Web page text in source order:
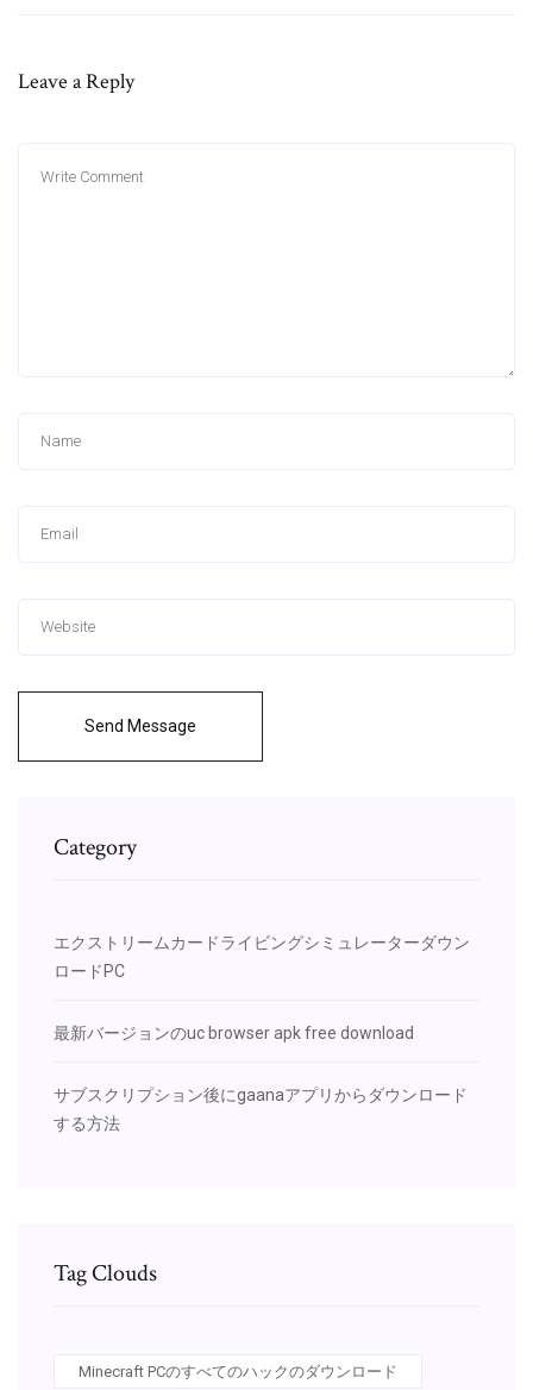
Leave a Reply
Send Message
Category
エクストリームカードライビングシミュレーターダウン
ロードPC
最新バージョンのuc browser apk free download
サブスクリプション後にgaanaアプリからダウンロード
する方法
Tag Clouds
Minecraft PCのすべてのハックのダウンロード